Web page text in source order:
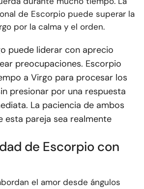
de Escorpio puede superar la
por la calma y el orden.
puede liderar con aprecio
preocupaciones. Escorpio
a Virgo para procesar los
presionar por una respuesta
La paciencia de ambos
esta pareja sea realmente
de Escorpio con
el amor desde ángulos